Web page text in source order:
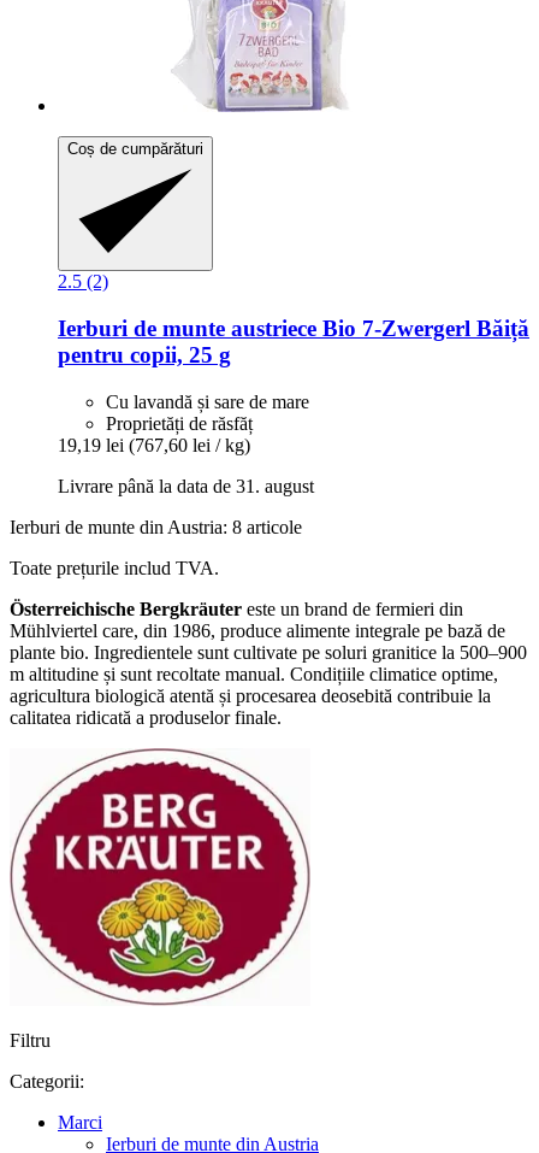
Coș de cumpărături
2.5 (2)
Ierburi de munte austriece Bio 7-​Zwergerl Băiță
pentru copii, 25 g
Cu lavandă și sare de mare
Proprietăți de răsfăț
19,19 lei (767,60 lei / kg)
Livrare până la data de 31. august
Ierburi de munte din Austria: 8 articole
Toate prețurile includ TVA.
Österreichische Bergkräuter este un brand de fermieri din
Mühlviertel care, din 1986, produce alimente integrale pe bază de
plante bio. Ingredientele sunt cultivate pe soluri granitice la 500–900
m altitudine și sunt recoltate manual. Condițiile climatice optime,
agricultura biologică atentă și procesarea deosebită contribuie la
calitatea ridicată a produselor finale.
Filtru
Categorii:
Marci
Ierburi de munte din Austria